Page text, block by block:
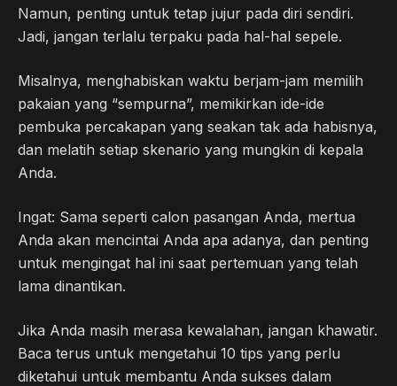
Namun, penting untuk tetap jujur ​​pada diri sendiri.
Jadi, jangan terlalu terpaku pada hal-hal sepele.
Misalnya, menghabiskan waktu berjam-jam memilih
pakaian yang “sempurna”, memikirkan ide-ide
pembuka percakapan yang seakan tak ada habisnya,
dan melatih setiap skenario yang mungkin di kepala
Anda.
Ingat: Sama seperti calon pasangan Anda, mertua
Anda akan mencintai Anda apa adanya, dan penting
untuk mengingat hal ini saat pertemuan yang telah
lama dinantikan.
Jika Anda masih merasa kewalahan, jangan khawatir.
Baca terus untuk mengetahui 10 tips yang perlu
diketahui untuk membantu Anda sukses dalam